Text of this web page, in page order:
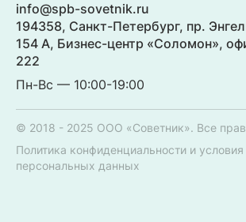
info@spb-sovetnik.ru
194358, Санкт-Петербург, пр.
154 А, Бизнес-центр «Соломон»,
222
Пн-Вс — 10:00-19:00
© 2018 - 2025 ООО «Советник». Все
Политика конфиденциальности и условия
персональных данных